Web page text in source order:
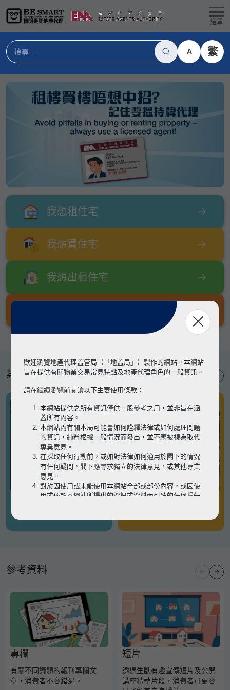
選單
A 繁
我想租住宅
我想買住宅
我想出租住宅
其他專題
有關凶宅
參考資料
專欄
有關不同議題的報刊專欄文
章，消費者不容錯過。
短片
透過生動有趣宣傳短片及公開
講座精華片段，消費者可更容
歡迎瀏覽地產代理監管局（「地監局」）製作的網站。本網站
旨在提供有關物業交易常見特點及地產代理角色的一般資訊。
請在繼續瀏覽前閱讀以下主要使用條款：
本網站提供之所有資訊僅供一般參考之用，並非旨在涵
蓋所有內容。
本網站內有關本局可能會如何詮釋法律或如何處理問題
的資訊，純粹根據一般情況而發出，並不應被視為取代
專業意見。
在採取任何行動前，或如對法律如何適用於閣下的情況
有任何疑問，閣下應尋求獨立的法律意見，或其他專業
意見。
對於因使用或未能使用本網站全部或部份內容，或因使
用或依賴本網站所提供的資訊或資料而引致的任何損失
瀏覽以細閱本網站使用條款的完整版本。如有任